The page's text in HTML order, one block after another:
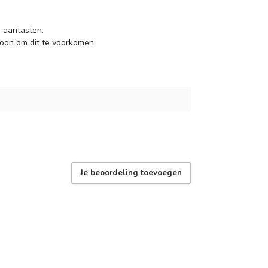
om dit te voorkomen.
Je beoordeling toevoegen